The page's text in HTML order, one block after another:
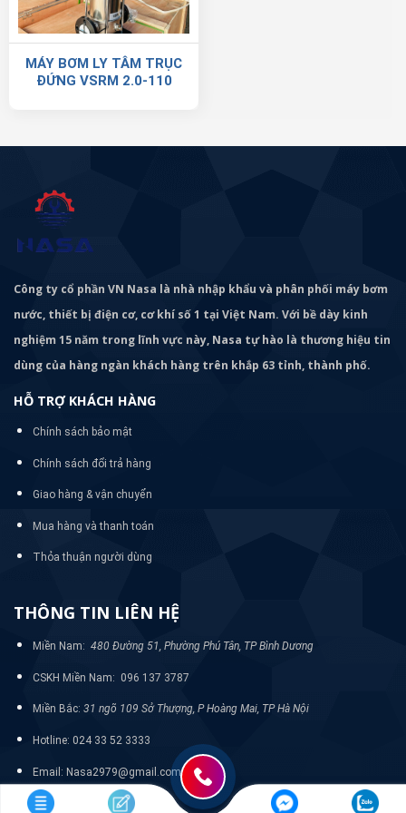
MÁY BƠM LY TÂM TRỤC
ĐỨNG VSRM 2.0-110
Công ty cổ phần VN Nasa là nhà nhập khẩu và phân phối máy bơm
nước, thiết bị điện cơ, cơ khí số 1 tại Việt Nam. Với bề dày kinh
nghiệm 15 năm trong lĩnh vực này, Nasa tự hào là thương hiệu tin
dùng của hàng ngàn khách hàng trên khắp 63 tỉnh, thành phố.
HỖ TRỢ KHÁCH HÀNG
Chính sách bảo mật
Chính sách đổi trả hàng
Giao hàng & vận chuyển
Mua hàng và thanh toán
Thỏa thuận người dùng
THÔNG TIN LIÊN HỆ
Miền Nam: 480 Đường 51, Phường Phú Tân, TP Bình Dương
CSKH Miền Nam: 096 137 3787
Miền Bắc: 31 ngõ 109 Sở Thượng, P Hoàng Mai, TP Hà Nội
Hotline: 024 33 52 3333
Email: Nasa2979@gmail.com